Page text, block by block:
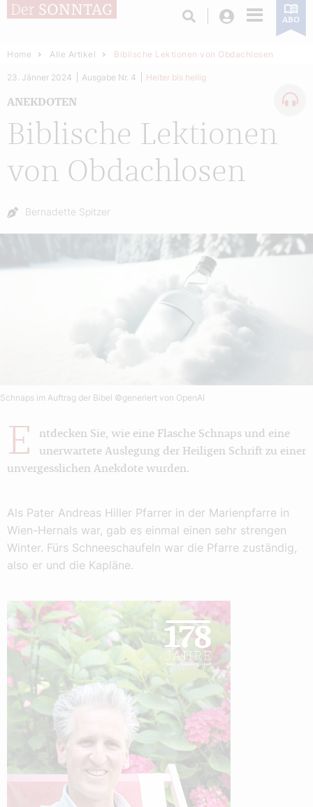
Login ABO
Home Alle Artikel Biblische Lektionen von Obdachlosen
Biblische Lektionen
von Obdachlosen
ANEKDOTEN
23. Jänner 2024 Ausgabe Nr. 4 Heiter bis heilig
Autor:
Bernadette Spitzer
Schnaps im Auftrag der Bibel ©generiert von OpenAI
E
ntdecken Sie, wie eine Flasche Schnaps und eine
unerwartete Auslegung der Heiligen Schrift zu einer
unvergesslichen Anekdote wurden.
Als Pater Andreas Hiller Pfarrer in der Marienpfarre in
Wien-Hernals war, gab es einmal einen sehr strengen
Winter. Fürs Schneeschaufeln war die Pfarre zuständig,
also er und die Kapläne.